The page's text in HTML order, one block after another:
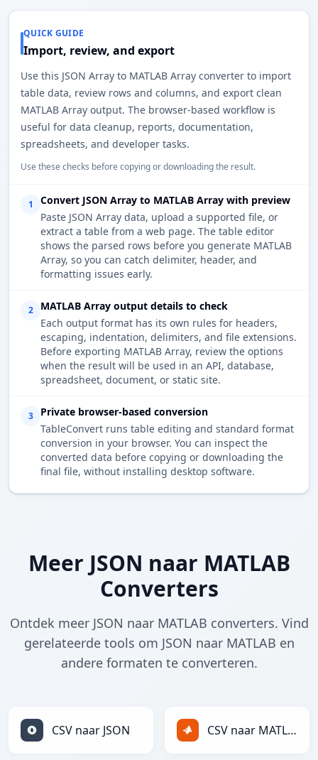
QUICK GUIDE
Import, review, and export
Use this JSON Array to MATLAB Array converter to import
table data, review rows and columns, and export clean
MATLAB Array output. The browser-based workflow is
useful for data cleanup, reports, documentation,
spreadsheets, and developer tasks.
Use these checks before copying or downloading the result.
1
Convert JSON Array to MATLAB Array with preview
Paste JSON Array data, upload a supported file, or
extract a table from a web page. The table editor
shows the parsed rows before you generate MATLAB
Array, so you can catch delimiter, header, and
formatting issues early.
2
MATLAB Array output details to check
Each output format has its own rules for headers,
escaping, indentation, delimiters, and file extensions.
Before exporting MATLAB Array, review the options
when the result will be used in an API, database,
spreadsheet, document, or static site.
3
Private browser-based conversion
TableConvert runs table editing and standard format
conversion in your browser. You can inspect the
converted data before copying or downloading the
final file, without installing desktop software.
Meer JSON naar MATLAB
Converters
Ontdek meer JSON naar MATLAB converters. Vind
gerelateerde tools om JSON naar MATLAB en
andere formaten te converteren.
CSV naar JSON CSV naar MATLAB